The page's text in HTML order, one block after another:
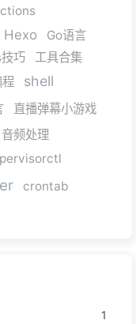
Hexo
Go语言
巧 工具合集
shell
直播弹幕小游戏
音频处理
crontab
1